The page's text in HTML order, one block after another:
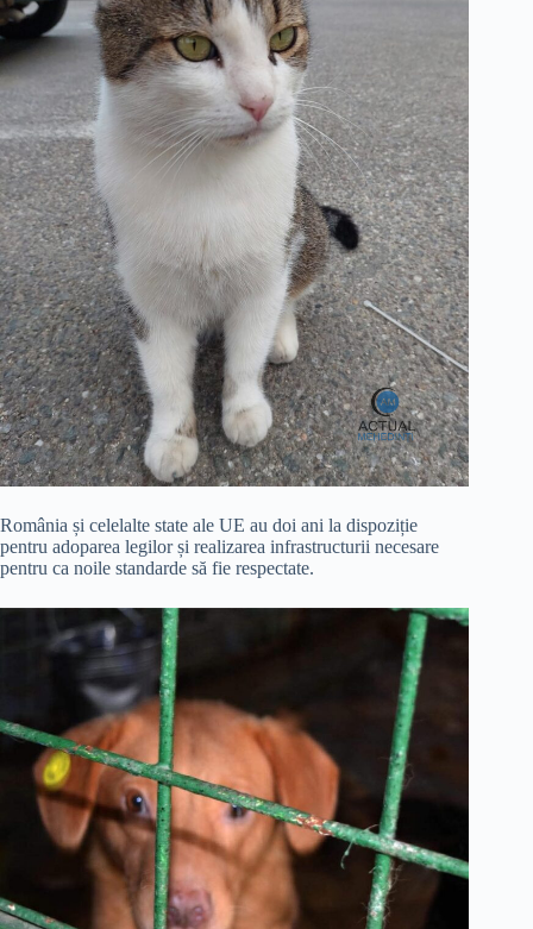
România și celelalte state ale UE au doi ani la dispoziție
pentru adoparea legilor și realizarea infrastructurii necesare
pentru ca noile standarde să fie respectate.